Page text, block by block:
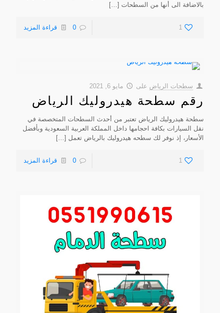
بالاضافة الى أنها من السطحات […]
1
0 قراءة المزيد
سطحات الرياض على مايو 6, 2021
رقم سطحة هيدروليك الرياض
سطحة هيدروليك الرياض تعتبر من أحدث السطحات المتخصصة في
نقل السيارات بكافة احجامها داخل المملكة العربية السعودية وبأفضل
الأسعار، إذ نوفر لك سطحه هيدروليك بالرياض تعمل […]
1
0 قراءة المزيد